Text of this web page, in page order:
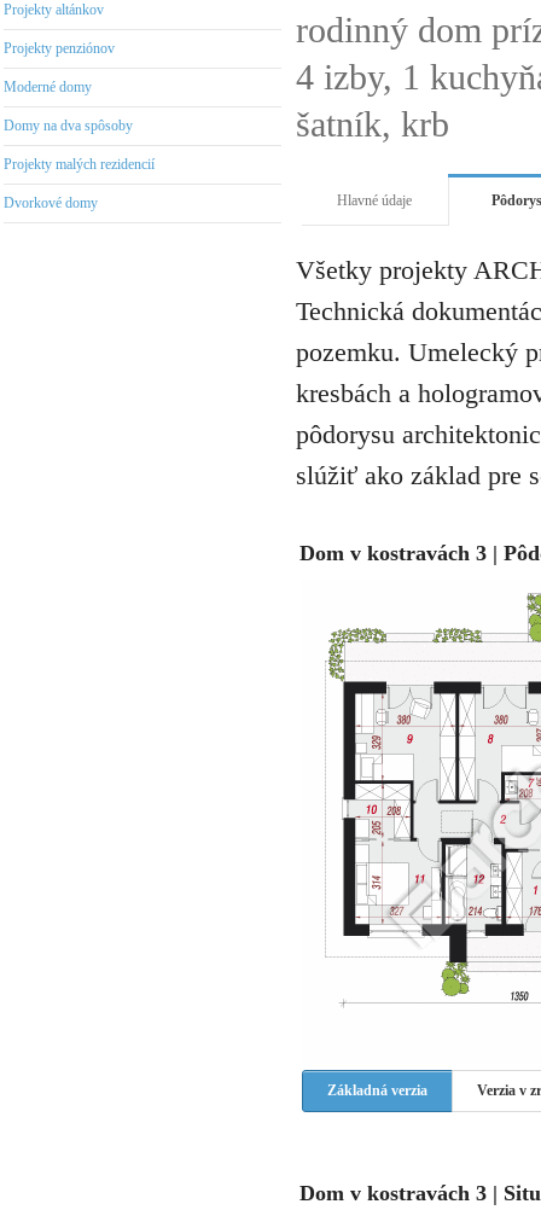
Projekty altánkov
Projekty penziónov
Moderné domy
Domy na dva spôsoby
Projekty malých rezidencií
Dvorkové domy
rodinný dom
4 izby, 1
šatník, krb
Hlavné údaje
Všetky projekty
Technická
pozemku. Umelecký
kresbách a
pôdorysu
slúžiť ako základ pre
Dom v kostravách 3 |
Základná verzia Verzia v
Dom v kostravách 3 |